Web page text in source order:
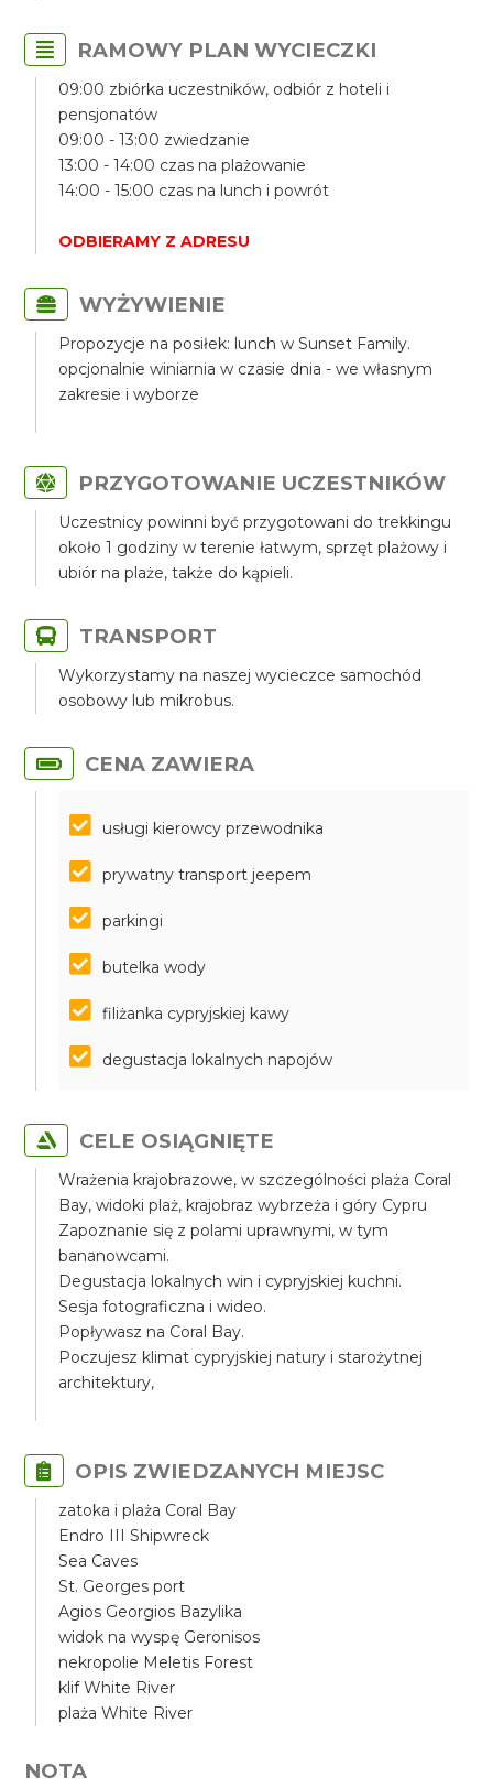
RAMOWY PLAN WYCIECZKI
09:00 zbiórka uczestników, odbiór z hoteli i
pensjonatów
09:00 - 13:00 zwiedzanie
13:00 - 14:00 czas na plażowanie
14:00 - 15:00 czas na lunch i powrót
ODBIERAMY Z ADRESU
WYŻYWIENIE
Propozycje na posiłek: lunch w Sunset Family.
opcjonalnie winiarnia w czasie dnia - we własnym
zakresie i wyborze
PRZYGOTOWANIE UCZESTNIKÓW
Uczestnicy powinni być przygotowani do trekkingu
około 1 godziny w terenie łatwym, sprzęt plażowy i
ubiór na plaże, także do kąpieli.
TRANSPORT
Wykorzystamy na naszej wycieczce samochód
osobowy lub mikrobus.
CENA ZAWIERA
usługi kierowcy przewodnika
prywatny transport jeepem
parkingi
butelka wody
filiżanka cypryjskiej kawy
degustacja lokalnych napojów
CELE OSIĄGNIĘTE
Wrażenia krajobrazowe, w szczególności plaża Coral
Bay, widoki plaż, krajobraz wybrzeża i góry Cypru
Zapoznanie się z polami uprawnymi, w tym
bananowcami.
Degustacja lokalnych win i cypryjskiej kuchni.
Sesja fotograficzna i wideo.
Popływasz na Coral Bay.
Poczujesz klimat cypryjskiej natury i starożytnej
architektury,
OPIS ZWIEDZANYCH MIEJSC
zatoka i plaża Coral Bay
Endro III Shipwreck
Sea Caves
St. Georges port
Agios Georgios Bazylika
widok na wyspę Geronisos
nekropolie Meletis Forest
klif White River
plaża White River
NOTA